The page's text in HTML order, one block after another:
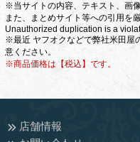
※当サイトの内容、テキスト、画
また、まとめサイト等への引用を
Unauthorized duplication is a
※最近 ヤフオクなどで弊社米田屋
意ください。
※商品価格は【税込】です。
店舗情報